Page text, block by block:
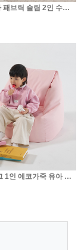
비앙스 알란스마 패브릭 슬림 2인 수납소파 벤치형
비앙스 캐리 허그 1인 에코가죽 유아 빈백 소파